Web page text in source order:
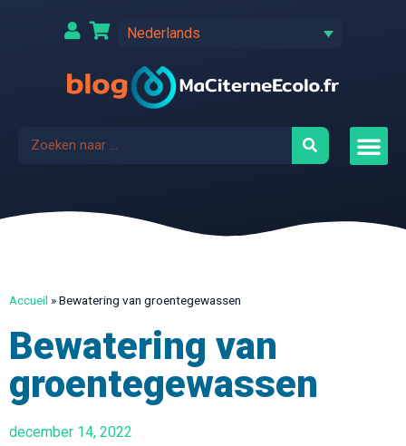
Nederlands
Accueil »Bewatering van groentegewassen
Bewatering van
groentegewassen
december 14, 2022